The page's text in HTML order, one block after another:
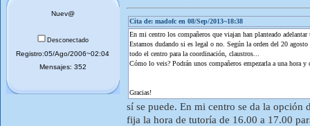
Nuev@
Desconectado
Registro:05/Ago/2006~02:04
Mensajes: 352
Cita de: madofc en 08/Sep/2013~18:38
En mi centro los compañeros que viajan han planteado
Estamos dudando si es legal o no. Según la orden del 20
todo el centro para la coordinación, claustros...
Cómo lo veis? Podrán unos compañeros empezarla a una hora y
Gracias!
sí se puede. En mi centro se da la opción
fija la hora de tutoría de 16.00 a 17.00